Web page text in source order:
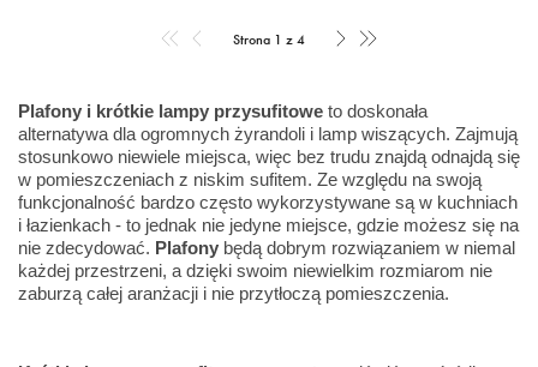
Strona 1 z 4
Plafony i krótkie lampy przysufitowe to doskonała
alternatywa dla ogromnych żyrandoli i lamp wiszących. Zajmują
stosunkowo niewiele miejsca, więc bez trudu znajdą odnajdą się
w pomieszczeniach z niskim sufitem. Ze względu na swoją
funkcjonalność bardzo często wykorzystywane są w kuchniach
i łazienkach - to jednak nie jedyne miejsce, gdzie możesz się na
nie zdecydować. Plafony będą dobrym rozwiązaniem w niemal
każdej przestrzeni, a dzięki swoim niewielkim rozmiarom nie
zaburzą całej aranżacji i nie przytłoczą pomieszczenia.